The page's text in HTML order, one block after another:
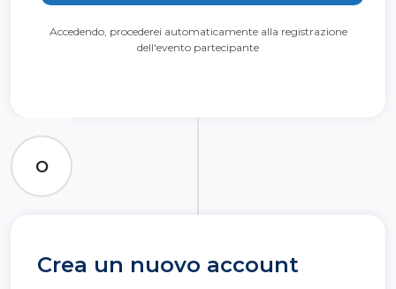
Accedendo, procederei automaticamente alla registrazione
dell'evento partecipante
O
Crea un nuovo account